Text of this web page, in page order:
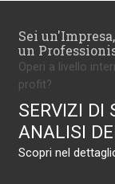
Sei
un
Operi a livello
profit?
SERVIZI DI
ANALISI
Scopri nel